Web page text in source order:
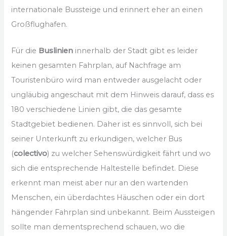
internationale Bussteige und erinnert eher an einen
Großflughafen.
Für die Buslinien innerhalb der Stadt gibt es leider
keinen gesamten Fahrplan, auf Nachfrage am
Touristenbüro wird man entweder ausgelacht oder
ungläubig angeschaut mit dem Hinweis darauf, dass es
180 verschiedene Linien gibt, die das gesamte
Stadtgebiet bedienen. Daher ist es sinnvoll, sich bei
seiner Unterkunft zu erkundigen, welcher Bus
(colectivo) zu welcher Sehenswürdigkeit fährt und wo
sich die entsprechende Haltestelle befindet. Diese
erkennt man meist aber nur an den wartenden
Menschen, ein überdachtes Häuschen oder ein dort
hängender Fahrplan sind unbekannt. Beim Aussteigen
sollte man dementsprechend schauen, wo die